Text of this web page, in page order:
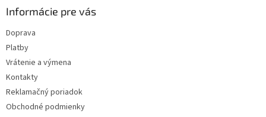
Informácie pre vás
Doprava
Platby
Vrátenie a výmena
Kontakty
Reklamačný poriadok
Obchodné podmienky